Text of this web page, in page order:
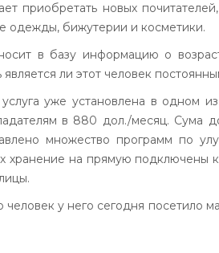
приобретать новых
одежды, бижутерии и косметики.
в базу информацию о
является ли этот человек
уже установлена в одном
в 880 дол./месяц. Сума
множество программ по
хранение на прямую подключены к
у него сегодня посетило